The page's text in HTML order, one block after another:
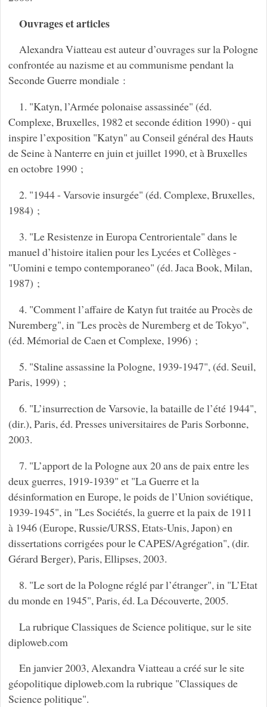
Ouvrages et articles
Alexandra Viatteau est auteur d’ouvrages sur la Pologne
confrontée au nazisme et au communisme pendant la
Seconde Guerre mondiale :
1. "Katyn, l’Armée polonaise assassinée" (éd.
Complexe, Bruxelles, 1982 et seconde édition 1990) - qui
inspire l’exposition "Katyn" au Conseil général des Hauts
de Seine à Nanterre en juin et juillet 1990, et à Bruxelles
en octobre 1990 ;
2. "1944 - Varsovie insurgée" (éd. Complexe, Bruxelles,
1984) ;
3. "Le Resistenze in Europa Centrorientale" dans le
manuel d’histoire italien pour les Lycées et Collèges -
"Uomini e tempo contemporaneo" (éd. Jaca Book, Milan,
1987) ;
4. "Comment l’affaire de Katyn fut traitée au Procès de
Nuremberg", in "Les procès de Nuremberg et de Tokyo",
(éd. Mémorial de Caen et Complexe, 1996) ;
5. "Staline assassine la Pologne, 1939-1947", (éd. Seuil,
Paris, 1999) ;
6. "L’insurrection de Varsovie, la bataille de l’été 1944",
(dir.), Paris, éd. Presses universitaires de Paris Sorbonne,
2003.
7. "L’apport de la Pologne aux 20 ans de paix entre les
deux guerres, 1919-1939" et "La Guerre et la
désinformation en Europe, le poids de l’Union soviétique,
1939-1945", in "Les Sociétés, la guerre et la paix de 1911
à 1946 (Europe, Russie/URSS, Etats-Unis, Japon) en
dissertations corrigées pour le CAPES/Agrégation", (dir.
Gérard Berger), Paris, Ellipses, 2003.
8. "Le sort de la Pologne réglé par l’étranger", in "L’Etat
du monde en 1945", Paris, éd. La Découverte, 2005.
La rubrique Classiques de Science politique, sur le site
diploweb.com
En janvier 2003, Alexandra Viatteau a créé sur le site
géopolitique diploweb.com la rubrique "Classiques de
Science politique".